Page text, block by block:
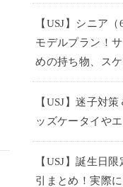
【USJ】シニア
モデルプラン！
めの持ち物、ス
【USJ】迷子対
ッズケータイや
【USJ】誕生日
引まとめ！実際